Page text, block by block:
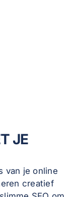
JE
van je online
creatief